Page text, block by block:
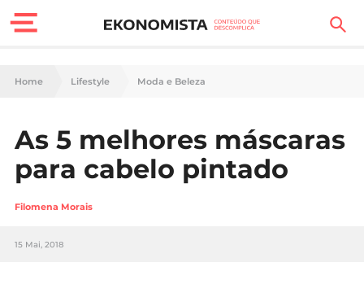
Finanças Pessoais
Carreira
Casa
Home Lifestyle Moda e Beleza
As 5 melhores máscaras
para cabelo pintado
Filomena Morais
15 Mai, 2018